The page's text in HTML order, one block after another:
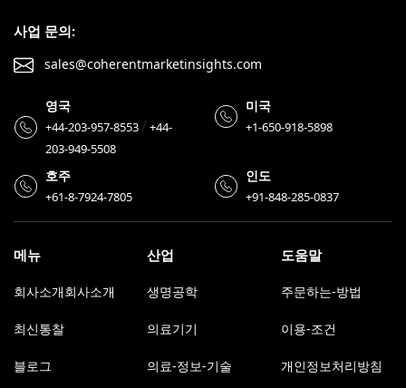
사업 문의:
sales@coherentmarketinsights.com
영국
+44-203-957-8553/+44-
203-949-5508
미국
+1-650-918-5898
호주
+61-8-7924-7805
인도
+91-848-285-0837
메뉴
회사소개회사소개
최신통찰
블로그
산업
생명공학
의료기기
의료-정보-기술
도움말
주문하는-방법
이용-조건
개인정보처리방침